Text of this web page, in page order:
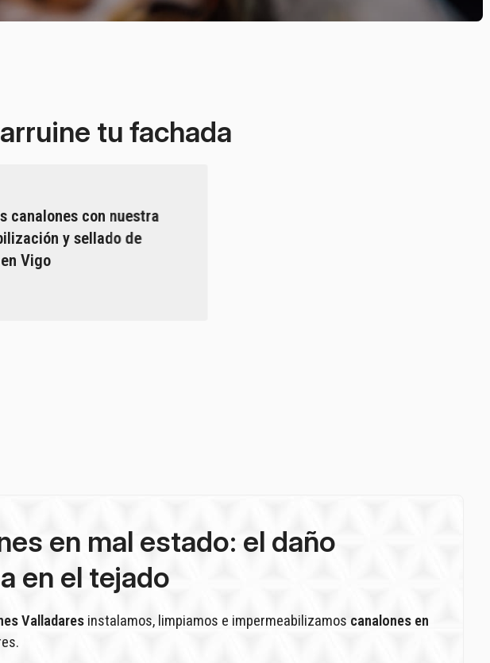
tu fachada
canalones con nuestra
y sellado de
Vigo
en mal estado: el daño
en el tejado
Valladares instalamos, limpiamos e impermeabilizamos canalones en